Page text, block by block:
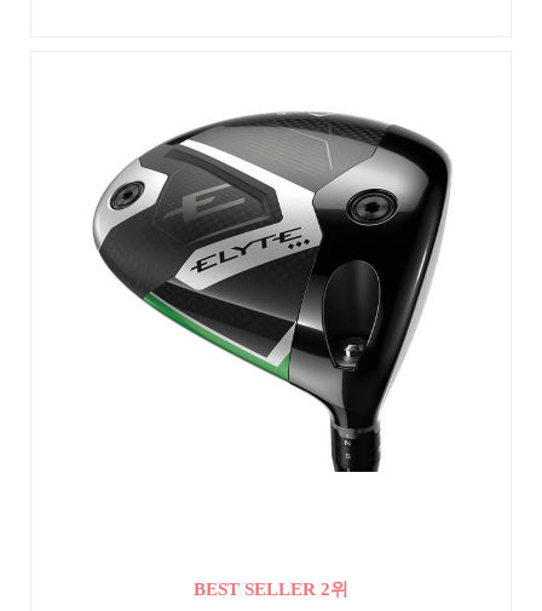
BEST SELLER 2위